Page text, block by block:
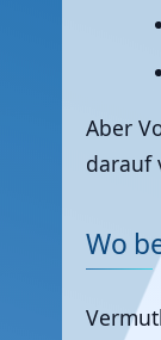
Aber
darauf
Wo